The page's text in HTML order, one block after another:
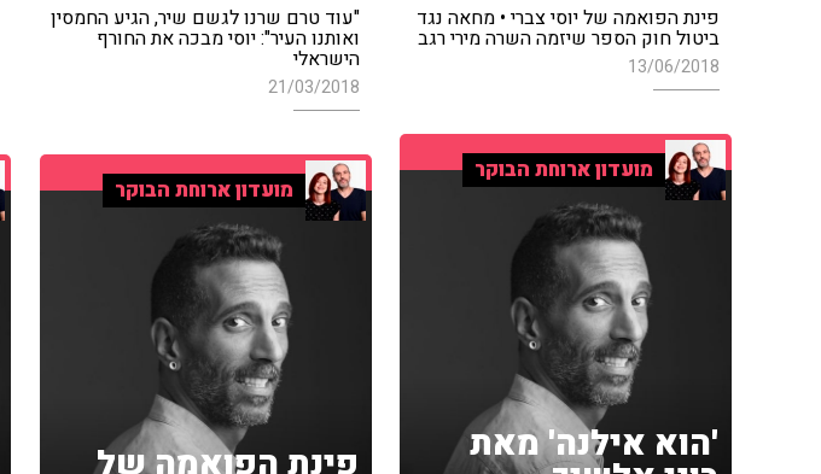
פינת הפואמה של יוסי צברי • מחאה נגד
ביטול חוק הספר שיזמה השרה מירי רגב
13/06/2018
"עוד טרם שרנו לגשם שיר, הגיע החמסין
ואותנו העיר": יוסי מבכה את החורף
הישראלי
21/03/2018
מועדון ארוחת הבוקר
'הוא אילנה' מאת
מועדון ארוחת הבוקר